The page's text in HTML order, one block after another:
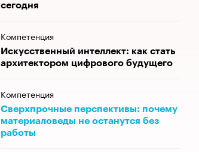
сегодня
Компетенция
Искусственный интеллект: как стать
архитектором цифрового будущего
Компетенция
Сверхпрочные перспективы: почему
материаловеды не останутся без
работы